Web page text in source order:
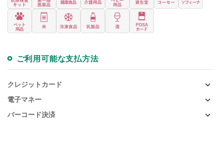
ご利用可能な支払方法
クレジットカード
電子マネー
バーコード決済